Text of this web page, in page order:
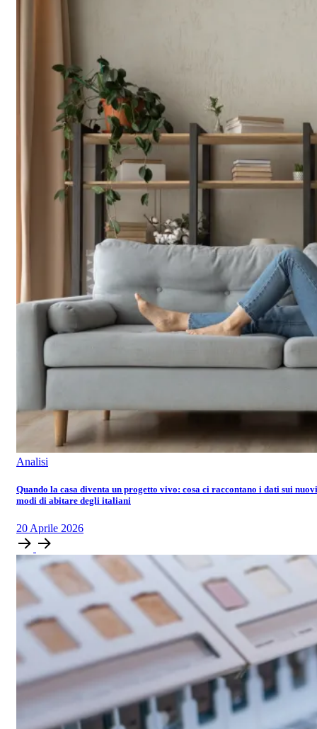
Analisi
Quando la casa diventa un progetto vivo: cosa ci raccontano i dati sui nuovi
modi di abitare degli italiani
20 Aprile 2026